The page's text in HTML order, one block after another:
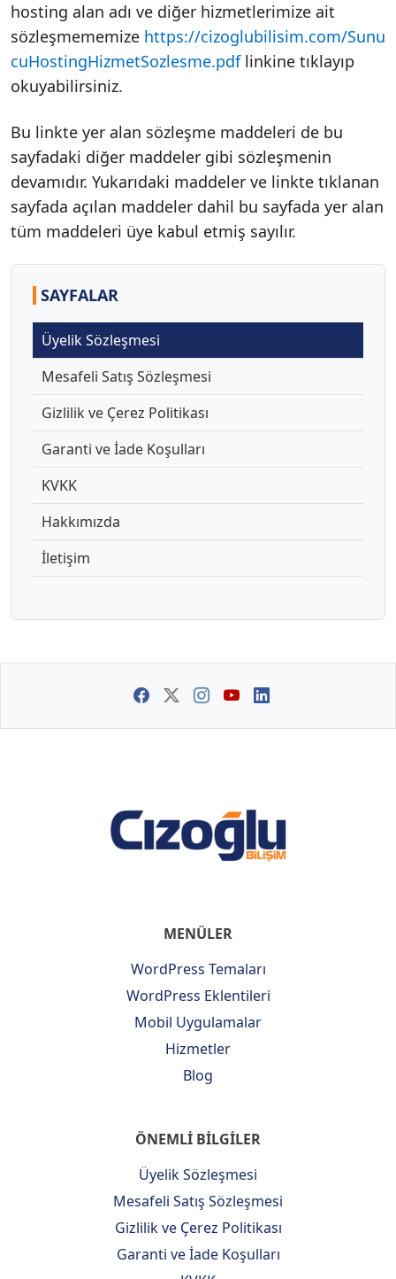
hosting alan adı ve diğer hizmetlerimize ait
sözleşmememize https://cizoglubilisim.com/Sunu
cuHostingHizmetSozlesme.pdflinkine tıklayıp
okuyabilirsiniz.
Bu linkte yer alan sözleşme maddeleri de bu
sayfadaki diğer maddeler gibi sözleşmenin
devamıdır. Yukarıdaki maddeler ve linkte tıklanan
sayfada açılan maddeler dahil bu sayfada yer alan
tüm maddeleri üye kabul etmiş sayılır.
SAYFALAR
Üyelik Sözleşmesi
Mesafeli Satış Sözleşmesi
Gizlilik ve Çerez Politikası
Garanti ve İade Koşulları
KVKK
Hakkımızda
İletişim
MENÜLER
WordPress Temaları
WordPress Eklentileri
Mobil Uygulamalar
Hizmetler
Blog
ÖNEMLİ BİLGİLER
Üyelik Sözleşmesi
Mesafeli Satış Sözleşmesi
Gizlilik ve Çerez Politikası
Garanti ve İade Koşulları